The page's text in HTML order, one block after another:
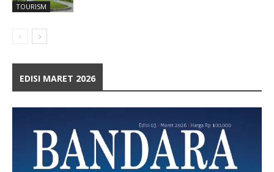
TOURISM
EDISI MARET 2026